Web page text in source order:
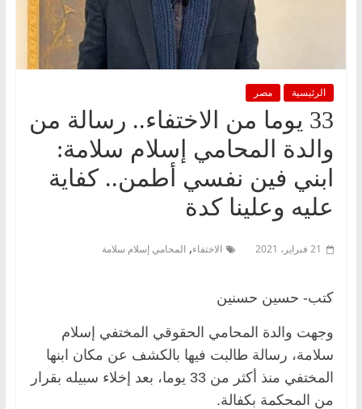
الرئيسية مصر
33 يوما من الاختفاء.. رسالة من
والدة المحامي إسلام سلامة:
ابني فين نفسي أطمن.. كفاية
عليه وعلينا كدة
21 فبراير، 2021 الاختفاء, المحامي إسلام سلامة
كتب- حسين حسنين
وجهت والدة المحامي الحقوقي المختفي إسلام
سلامة، رسالة طالبت فيها بالكشف عن مكان ابنها
المختفي منذ أكثر من 33 يوما، بعد إخلاء سبيله بقرار
من المحكمة بكفالة.